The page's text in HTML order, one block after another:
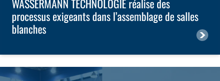
WASSERMANN TECHNOLOGIE réalise des
processus exigeants dans l’assemblage de salles
blanches